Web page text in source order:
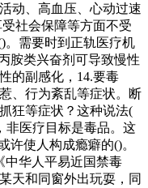
动、高血压、心动过速
社会保障等方面不受
。需要时到正轨医疗机
胺类兴奋剂可导致慢性
的副感化，14.要毒
、行为紊乱等症状。断
狂等症状？这种说法(
非医疗目标是毒品。这
许使人构成瘾癖的()。
中华人平易近国禁毒
天和同窗外出玩耍，同